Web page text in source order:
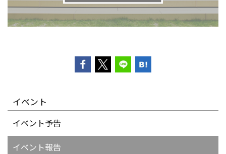
イベント
イベント予告
イベント報告